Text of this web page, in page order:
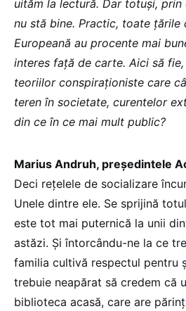
uităm la lectură. Dar totuși, prin
nu stă bine. Practic, toate țările
Europeană au procente mai
interes față de carte. Aici să
teoriilor conspiraționiste care
teren în societate, curentelor
din ce în ce mai mult public?
Marius Andruh, președintele
Deci rețelele de socializare
Unele dintre ele. Se sprijină
este tot mai puternică la unii
astăzi. Și întorcându-ne la ce
familia cultivă respectul pentru
trebuie neapărat să credem că
biblioteca acasă, care are